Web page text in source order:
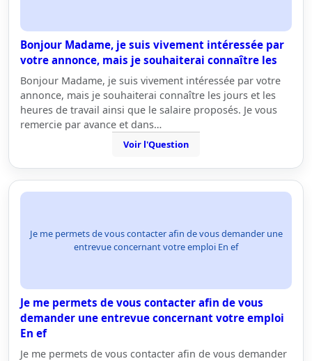
Bonjour Madame, je suis vivement intéressée par
votre annonce, mais je souhaiterai connaître les
Bonjour Madame, je suis vivement intéressée par votre
annonce, mais je souhaiterai connaître les jours et les
heures de travail ainsi que le salaire proposés. Je vous
remercie par avance et dans…
Voir l'Question
Je me permets de vous contacter afin de vous demander une
entrevue concernant votre emploi En ef
Je me permets de vous contacter afin de vous
demander une entrevue concernant votre emploi
En ef
Je me permets de vous contacter afin de vous demander